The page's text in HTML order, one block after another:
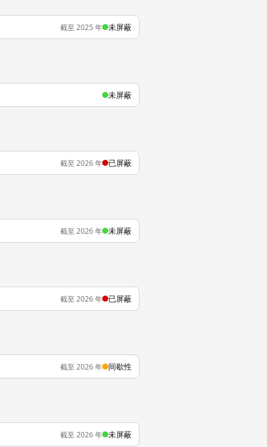
截至 2025 年 未屏蔽
未屏蔽
截至 2026 年 已屏蔽
截至 2026 年 未屏蔽
截至 2026 年 已屏蔽
截至 2026 年 间歇性
截至 2026 年 未屏蔽